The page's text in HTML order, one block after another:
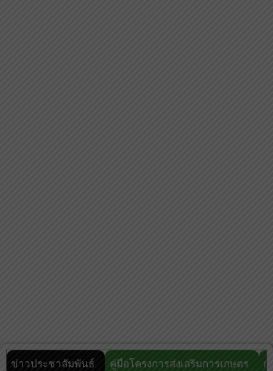
ข่าวประชาสัมพันธ์ คู่มือโครงการส่งเสริมการเกษตร ก